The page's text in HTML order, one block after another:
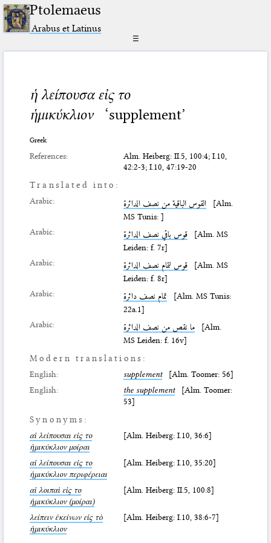
Ptolemaeus
Arabus et Latinus
☰
ἡ λείπουσα εἰς το
ἡμικύκλιον
‘supplement’
Greek
References:
Alm. Heiberg: II.5, 100:4; I.10,
42:2-3; I.10, 47:19-20
Translated into:
Arabic: القوس الباقية من نصف الدائرة [Alm.
MS Tunis: ]
Arabic:
قوس باقي نصف الدائرة [Alm. MS
Leiden: f. 7r]
Arabic:
قوس لتمام نصف الدائرة [Alm. MS
Leiden: f. 8r]
Arabic:
تمام نصف دائرة [Alm. MS Tunis:
22a.1]
Arabic:
ما نقص من نصف الدائرة [Alm.
MS Leiden: f. 16v]
Modern translations:
English: supplement[Alm. Toomer: 56]
English:
the supplement[Alm. Toomer:
53]
Synonyms:
αἱ λείπουσαι εἰς το
ἡμικύκλιον μοίραι
[Alm. Heiberg: I.10, 36:6]
αἱ λείπουσαι εἰς το
ἡμικύκλιον περιφέρειαι
[Alm. Heiberg: I.10, 35:20]
αἱ λοιπαὶ εἰς το
ἡμικύκλιον (μοίραι)
[Alm. Heiberg: II.5, 100:8]
λείπειν ἐκείνων εἰς τὸ
ἡμικύκλιον
[Alm. Heiberg: I.10, 38:6-7]